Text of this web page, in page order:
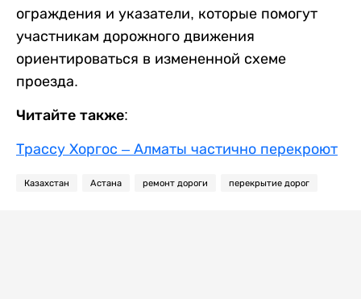
ограждения и указатели, которые помогут
участникам дорожного движения
ориентироваться в измененной схеме
проезда.
Читайте также:
Трассу Хоргос – Алматы частично перекроют
Казахстан Астана ремонт дороги перекрытие дорог